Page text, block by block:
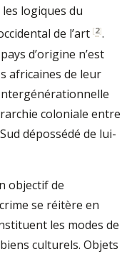
logiques du
de l’art [2].
d’origine n’est
africaines de leur
coloniale entre
dépossédé de lui-
objectif de
se réitère en
les modes de
culturels. Objets